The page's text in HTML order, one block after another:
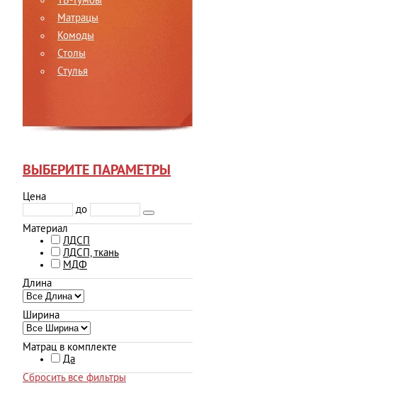
Матрацы
Комоды
Столы
Стулья
ВЫБЕРИТЕ ПАРАМЕТРЫ
Цена
до
Материал
ЛДСП
ЛДСП, ткань
МДФ
Длина
Ширина
Матрац в комплекте
Да
Сбросить все фильтры